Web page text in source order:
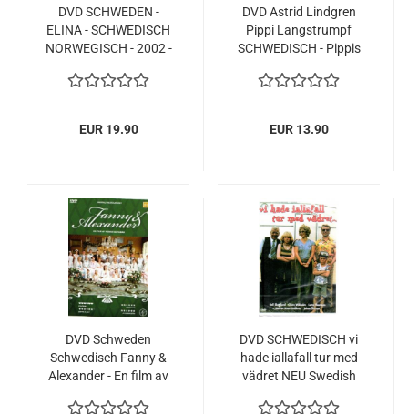
DVD SCHWEDEN -
ELINA - SCHWEDISCH
NORWEGISCH - 2002 -
EUR 19.90
DVD Astrid Lindgren
Pippi Langstrumpf
SCHWEDISCH - Pippis
skeppsbruten NEU
EUR 13.90
DVD Schweden
Schwedisch Fanny &
Alexander - En film av
DVD SCHWEDISCH vi
hade iallafall tur med
vädret NEU Swedish